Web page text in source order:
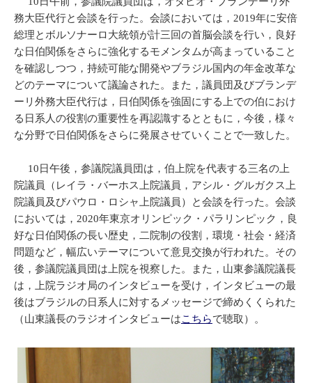
務大臣代行と会談を行った。会談においては，2019年に安倍
総理とボルソナーロ大統領が計三回の首脳会談を行い，良好
な日伯関係をさらに強化するモメンタムが高まっていること
を確認しつつ，持続可能な開発やブラジル国内の年金改革な
どのテーマについて議論された。また，議員団及びブランデ
ーリ外務大臣代行は，日伯関係を強固にする上での伯におけ
る日系人の役割の重要性を再認識するとともに，今後，様々
な分野で日伯関係をさらに発展させていくことで一致した。
10日午後，参議院議員団は，伯上院を代表する三名の上
院議員（レイラ・バーホス上院議員，アシル・グルガクス上
院議員及びパウロ・ロシャ上院議員）と会談を行った。会談
においては，2020年東京オリンピック・パラリンピック，良
好な日伯関係の長い歴史，二院制の役割，環境・社会・経済
問題など，幅広いテーマについて意見交換が行われた。その
後，参議院議員団は上院を視察した。また，山東参議院議長
は，上院ラジオ局のインタビューを受け，インタビューの最
後はブラジルの日系人に対するメッセージで締めくくられた
（山東議長のラジオインタビューはこちらで聴取）。